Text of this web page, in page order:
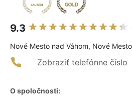
9.3
Nové Mesto nad Váhom, Nové
Zobraziť telefónne číslo
O spoločnosti: